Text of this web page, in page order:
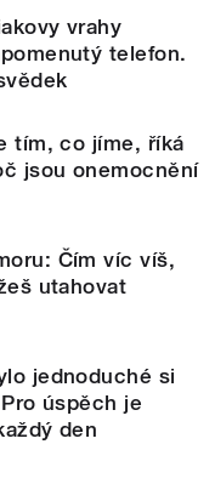
vrahy
telefon.
tím, co jíme, říká
jsou onemocnění
Čím víc víš,
utahovat
jednoduché si
úspěch je
den